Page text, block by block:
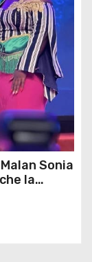
Sonia
la